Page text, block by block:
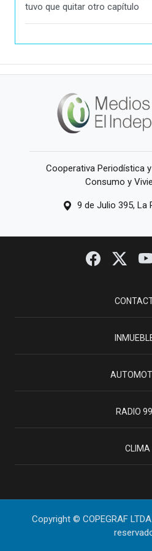
tuvo que quitar otro capítulo
Cooperativa Periodística
Consumo y
9 de Julio 395, La
RADIO
CLIMA
Copyright © COPEGRAF